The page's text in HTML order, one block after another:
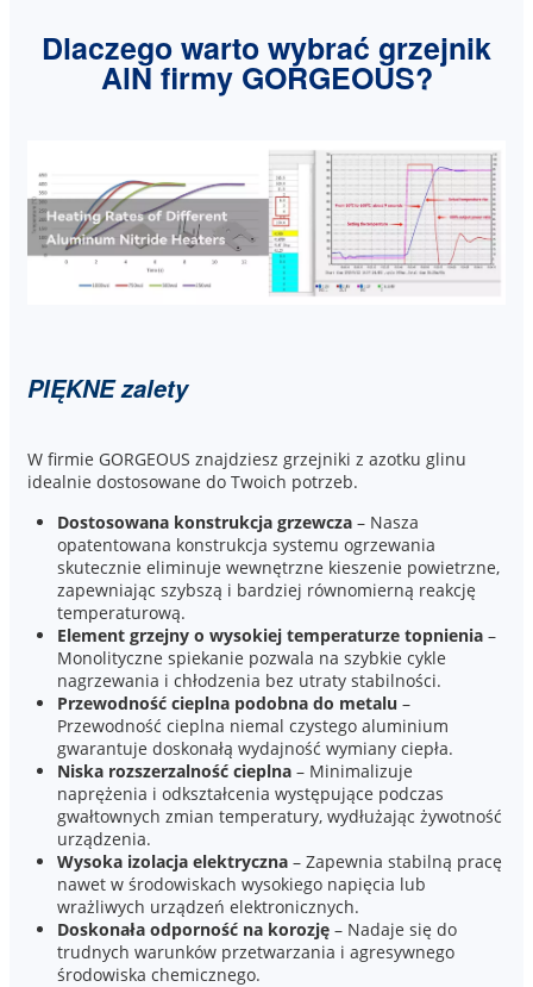
Dlaczego warto wybrać grzejnik
AlN firmy GORGEOUS?
PIĘKNE zalety
W firmie GORGEOUS znajdziesz grzejniki z azotku glinu
idealnie dostosowane do Twoich potrzeb.
Dostosowana konstrukcja grzewcza – Nasza
opatentowana konstrukcja systemu ogrzewania
skutecznie eliminuje wewnętrzne kieszenie powietrzne,
zapewniając szybszą i bardziej równomierną reakcję
temperaturową.
Element grzejny o wysokiej temperaturze topnienia –
Monolityczne spiekanie pozwala na szybkie cykle
nagrzewania i chłodzenia bez utraty stabilności.
Przewodność cieplna podobna do metalu –
Przewodność cieplna niemal czystego aluminium
gwarantuje doskonałą wydajność wymiany ciepła.
Niska rozszerzalność cieplna – Minimalizuje
naprężenia i odkształcenia występujące podczas
gwałtownych zmian temperatury, wydłużając żywotność
urządzenia.
Wysoka izolacja elektryczna – Zapewnia stabilną pracę
nawet w środowiskach wysokiego napięcia lub
wrażliwych urządzeń elektronicznych.
Doskonała odporność na korozję – Nadaje się do
trudnych warunków przetwarzania i agresywnego
środowiska chemicznego.